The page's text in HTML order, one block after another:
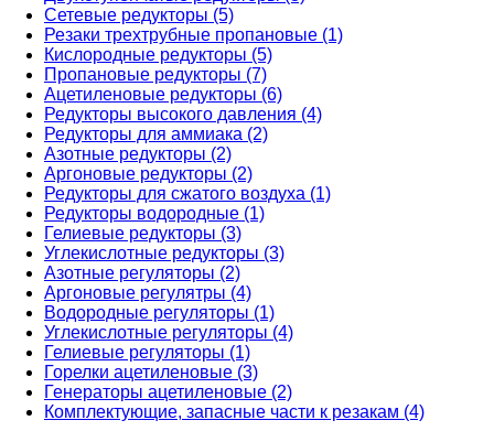
Сетевые редукторы (5)
Резаки трехтрубные пропановые (1)
Кислородные редукторы (5)
Пропановые редукторы (7)
Ацетиленовые редукторы (6)
Редукторы высокого давления (4)
Редукторы для аммиака (2)
Азотные редукторы (2)
Аргоновые редукторы (2)
Редукторы для сжатого воздуха (1)
Редукторы водородные (1)
Гелиевые редукторы (3)
Углекислотные редукторы (3)
Азотные регуляторы (2)
Аргоновые регулятры (4)
Водородные регуляторы (1)
Углекислотные регуляторы (4)
Гелиевые регуляторы (1)
Горелки ацетиленовые (3)
Генераторы ацетиленовые (2)
Комплектующие, запасные части к резакам (4)